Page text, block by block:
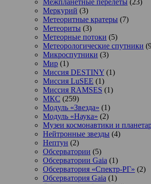
Меркурий (3)
Метеоритные кратеры (7)
Метеориты (3)
Метеорные потоки (5)
Метеорологические спутники
Микроспутники (3)
Мир (1)
Миссия DESTINY (1)
Миссия LuSEE (1)
Миссия RAMSES (1)
МКС (259)
Модуль «Звезда» (1)
Модуль «Наука» (2)
Музеи космонавтики и
Нейтронные звезды (4)
Нептун (2)
Обсерватории (5)
Обсерватории Gaia (1)
Обсерватория «Спектр-РГ» (2)
Обсерватория Gaia (1)